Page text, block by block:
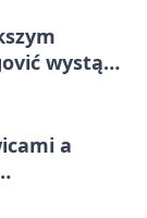
wystąpi
a